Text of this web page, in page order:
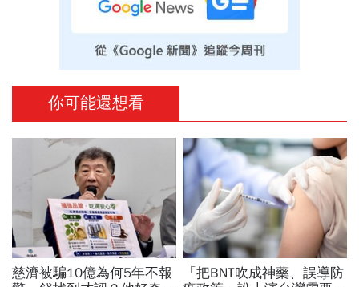
你可能還想看
慈濟被騙10億為何5年不報
「把BNT吹成神藥、誤導防